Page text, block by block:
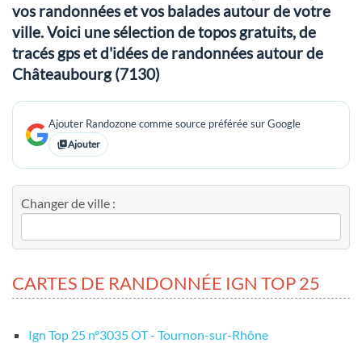
vos randonnées et vos balades autour de votre
ville. Voici une sélection de topos gratuits, de
tracés gps et d'idées de randonnées autour de
Châteaubourg (7130)
Ajouter Randozone comme source préférée sur Google
Ajouter
Changer de ville :
CARTES DE RANDONNÉE IGN TOP 25
Ign Top 25 nº3035 OT - Tournon-sur-Rhône